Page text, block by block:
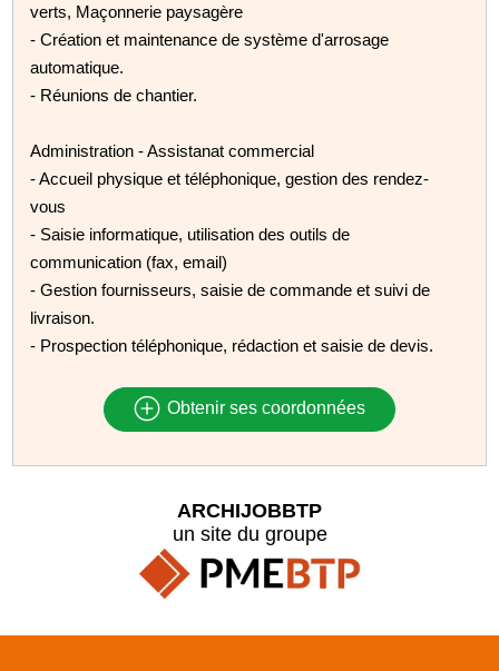
verts, Maçonnerie paysagère
- Création et maintenance de système d'arrosage
automatique.
- Réunions de chantier.
Administration - Assistanat commercial
- Accueil physique et téléphonique, gestion des rendez-
vous
- Saisie informatique, utilisation des outils de
communication (fax, email)
- Gestion fournisseurs, saisie de commande et suivi de
livraison.
- Prospection téléphonique, rédaction et saisie de devis.
Obtenir ses coordonnées
ARCHIJOBBTP
un site du groupe